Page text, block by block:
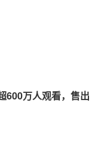
600万人观看，售出